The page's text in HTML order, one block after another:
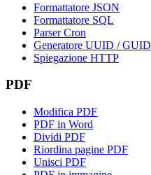
Formattatore JSON
Formattatore SQL
Parser Cron
Generatore UUID / GUID
Spiegazione HTTP
PDF
Modifica PDF
PDF in Word
Dividi PDF
Riordina pagine PDF
Unisci PDF